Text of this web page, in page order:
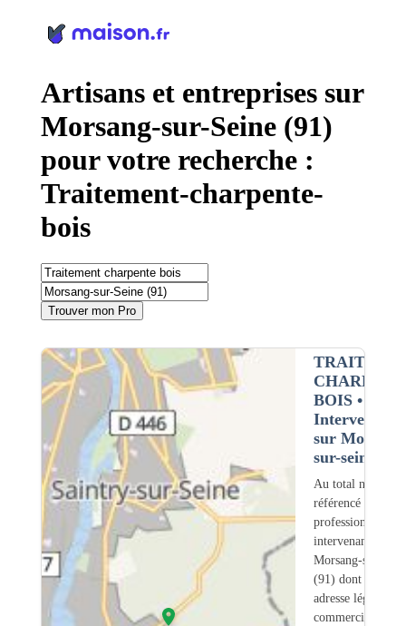
Artisans et entreprises sur
Morsang-sur-Seine (91)
pour votre recherche :
Traitement-charpente-
bois
Trouver mon Pro
BOIS•
Intervention
sur
sur-seine (91)
Au total nous
référencé
professionnels
intervenant sur
Morsang-sur-
(91) dont
adresse légale ou
commerciale